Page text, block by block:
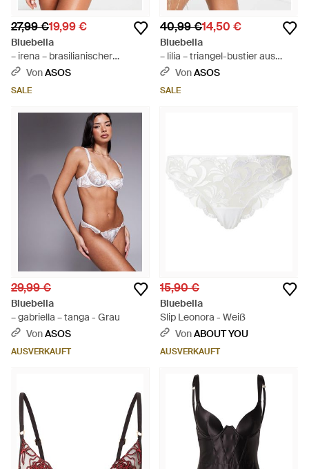
27,99 €19,99 €
Bluebella
– irena – brasilianischer
spitzen-slip - Blau
VonASOS
SALE
40,99 €14,50 €
Bluebella
– lilia – triangel-bustier aus
transparentem netzstoff -
VonASOS
SALE
29,99 €
Bluebella
– gabriella – tanga - Grau
VonASOS
AUSVERKAUFT
15,90 €
Bluebella
Slip Leonora - Weiß
VonABOUT YOU
AUSVERKAUFT